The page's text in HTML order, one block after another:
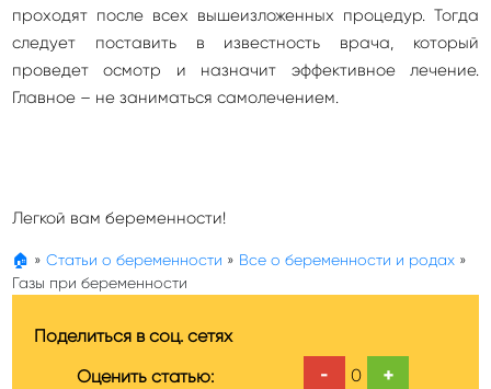
проходят после всех вышеизложенных процедур. Тогда
следует поставить в известность врача, который
проведет осмотр и назначит эффективное лечение.
Главное – не заниматься самолечением.
Легкой вам беременности!
🏠 » Статьи о беременности » Все о беременности и родах »
Газы при беременности
Поделиться в соц. сетях
Оценить статью:
- 0 +